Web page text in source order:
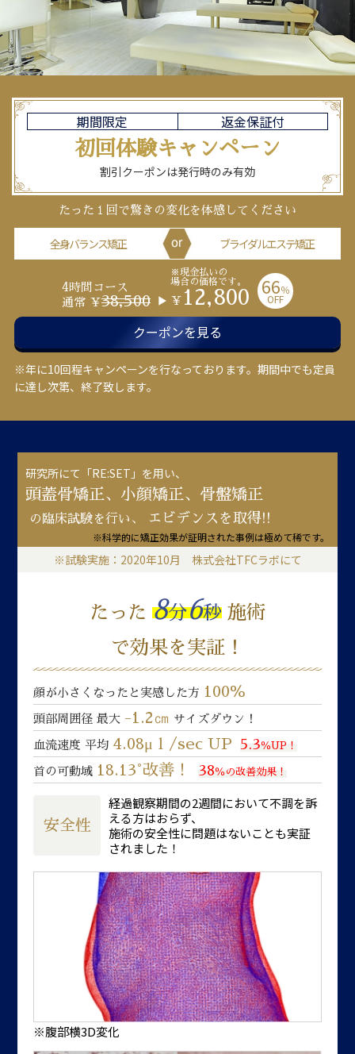
期間限定 返金保証付
初回体験キャンペーン
割引クーポンは発行時のみ有効
たった１回で驚きの変化を体感してください
全身バランス矯正 ブライダルエステ矯正
4時間コース
通常 ￥38,500
※現金払いの
場合の価格です。
￥ 12,800 66％
OFF
クーポンを見る
※年に10回程キャンペーンを行なっております。期間中でも定員
に達し次第、終了致します。
研究所にて「RE:SET」を用い、
頭蓋骨矯正、小顔矯正、骨盤矯正
の臨床試験を行い、 エビデンスを取得!!
※科学的に矯正効果が証明された事例は極めて稀です。
※試験実施：2020年10月 株式会社TFCラボにて
たった 8分6秒 施術
で効果を実証！
顔が小さくなったと実感した方 100％
頭部周囲径 最大 -1.2㎝ サイズダウン！
血流速度 平均 4.08μｌ/sec UP 5.3％UP！
首の可動域 18.13°改善！ 38％の改善効果！
安全性
経過観察期間の2週間において不調を訴
える方はおらず、
施術の安全性に問題はないことも実証
されました！
※腹部横3D変化